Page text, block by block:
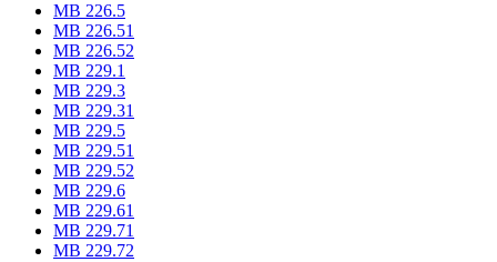
MB 226.5
MB 226.51
MB 226.52
MB 229.1
MB 229.3
MB 229.31
MB 229.5
MB 229.51
MB 229.52
MB 229.6
MB 229.61
MB 229.71
MB 229.72